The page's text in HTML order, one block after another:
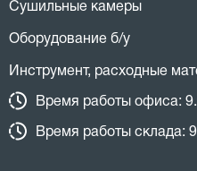
Сушильные камеры
Оборудование б/у
Инструмент, расходные
Время работы офиса:
Время работы склада: